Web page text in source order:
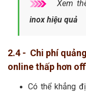
Xem
inox hiệu quả
2.4 - Chi phí
online thấp hơn
Có thể khẳng